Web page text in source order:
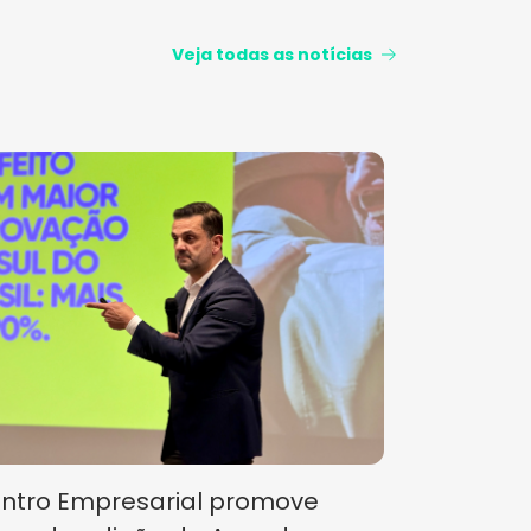
Veja todas as notícias
Empresarial promove